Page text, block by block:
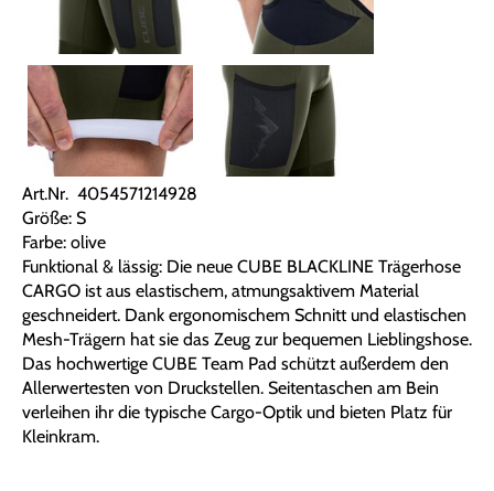
Art.Nr. 4054571214928
Größe: S
Farbe: olive
Funktional & lässig: Die neue CUBE BLACKLINE Trägerhose
CARGO ist aus elastischem, atmungsaktivem Material
geschneidert. Dank ergonomischem Schnitt und elastischen
Mesh-Trägern hat sie das Zeug zur bequemen Lieblingshose.
Das hochwertige CUBE Team Pad schützt außerdem den
Allerwertesten von Druckstellen. Seitentaschen am Bein
verleihen ihr die typische Cargo-Optik und bieten Platz für
Kleinkram.